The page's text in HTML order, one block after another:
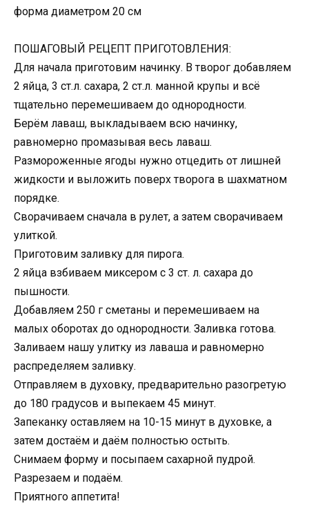
форма диаметром 20 см
ПОШАГОВЫЙ РЕЦЕПТ ПРИГОТОВЛЕНИЯ:
Для начала приготовим начинку. В творог добавляем
2 яйца, 3 ст.л. сахара, 2 ст.л. манной крупы и всё
тщательно перемешиваем до однородности.
Берём лаваш, выкладываем всю начинку,
равномерно промазывая весь лаваш.
Размороженные ягоды нужно отцедить от лишней
жидкости и выложить поверх творога в шахматном
порядке.
Сворачиваем сначала в рулет, а затем сворачиваем
улиткой.
Приготовим заливку для пирога.
2 яйца взбиваем миксером с 3 ст. л. сахара до
пышности.
Добавляем 250 г сметаны и перемешиваем на
малых оборотах до однородности. Заливка готова.
Заливаем нашу улитку из лаваша и равномерно
распределяем заливку.
Отправляем в духовку, предварительно разогретую
до 180 градусов и выпекаем 45 минут.
Запеканку оставляем на 10-15 минут в духовке, а
затем достаём и даём полностью остыть.
Снимаем форму и посыпаем сахарной пудрой.
Разрезаем и подаём.
Приятного аппетита!